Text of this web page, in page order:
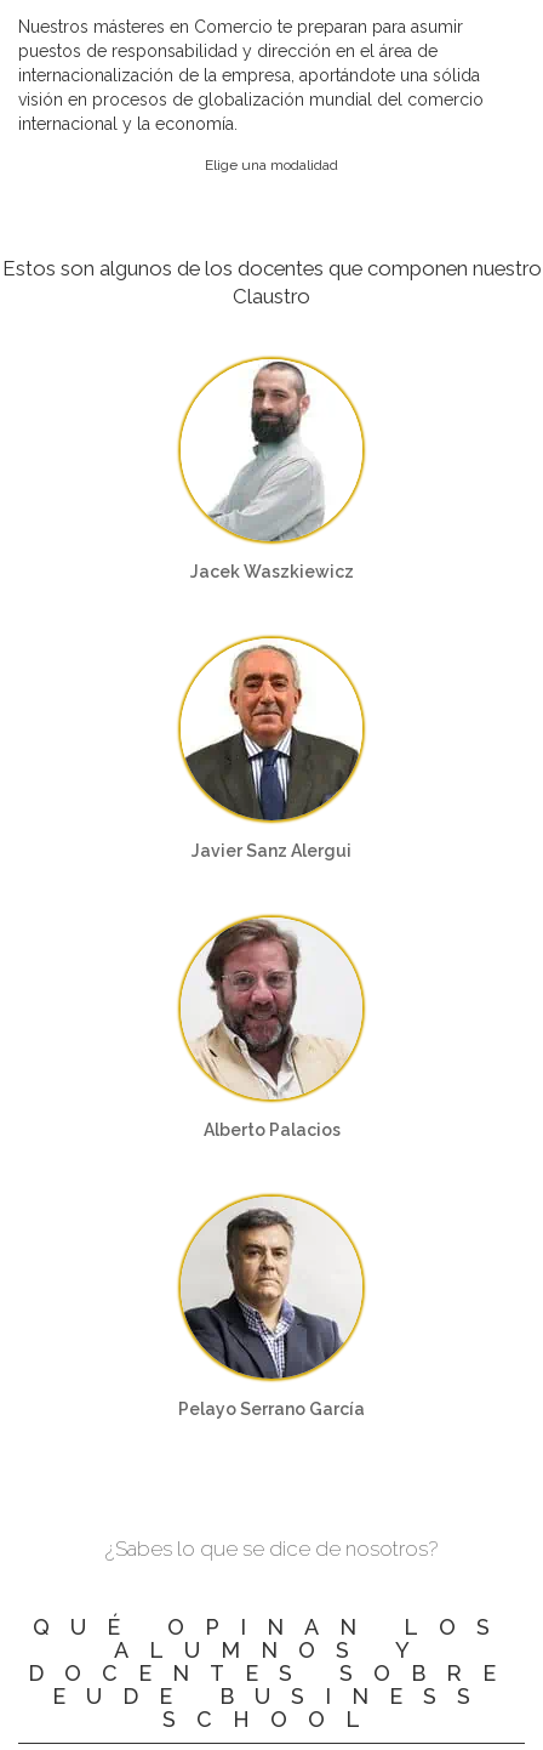
Nuestros másteres en Comercio te preparan para asumir
puestos de responsabilidad y dirección en el área de
internacionalización de la empresa, aportándote una sólida
visión en procesos de globalización mundial del comercio
internacional y la economía.
Elige una modalidad
Estos son algunos de los docentes que componen nuestro
Claustro
Jacek Waszkiewicz
Javier Sanz Alergui
Alberto Palacios
Pelayo Serrano García
¿Sabes lo que se dice de nosotros?
QUÉ OPINAN LOS
ALUMNOS Y
DOCENTES SOBRE
EUDE BUSINESS
SCHOOL